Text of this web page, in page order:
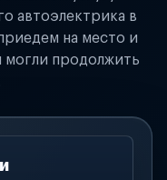
автоэлектрика в
на место и
могли продолжить